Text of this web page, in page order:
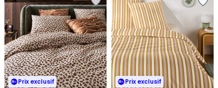
notre
programme
pour
payer
à
la
place
15,99
€. Prix exclusif Prix exclusif